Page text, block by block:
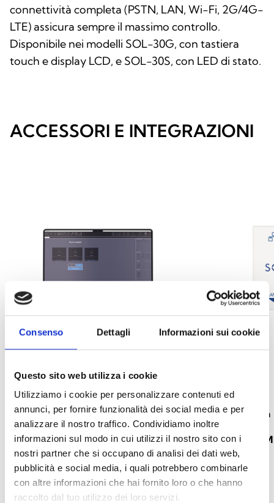
Consenso Dettagli Informazioni sui cookie
Questo sito web utilizza i cookie
Utilizziamo i cookie per personalizzare contenuti ed
annunci, per fornire funzionalità dei social media e per
analizzare il nostro traffico. Condividiamo inoltre
informazioni sul modo in cui utilizzi il nostro sito con i
nostri partner che si occupano di analisi dei dati web,
pubblicità e social media, i quali potrebbero combinarle
con altre informazioni che hai fornito loro o che hanno
raccolto dal tuo utilizzo dei loro servizi.
connettività completa (PSTN, LAN, Wi-Fi, 2G/4G-
LTE) assicura sempre il massimo controllo.
Disponibile nei modelli SOL-30G, con tastiera
touch e display LCD, e SOL-30S, con LED di stato.
ACCESSORI E INTEGRAZIONI
Sol/STUDIO
Software di programmazione delle
centrali Sol
APRI COLLEGAMENTO south_east
Modulo interfaccia
APRI